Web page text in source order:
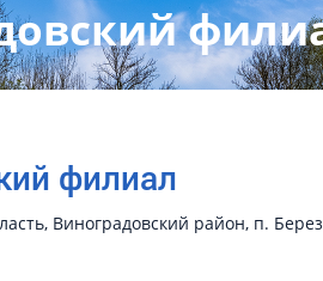
филиал
Виноградовский район, п.